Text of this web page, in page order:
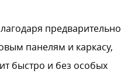
предварительно
панелям и каркасу,
быстро и без особых